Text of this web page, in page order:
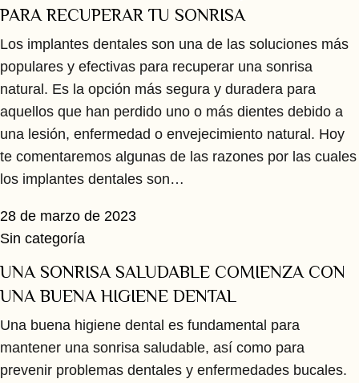
PARA RECUPERAR TU SONRISA
Los implantes dentales son una de las soluciones más
populares y efectivas para recuperar una sonrisa
natural. Es la opción más segura y duradera para
aquellos que han perdido uno o más dientes debido a
una lesión, enfermedad o envejecimiento natural. Hoy
te comentaremos algunas de las razones por las cuales
los implantes dentales son…
28 de marzo de 2023
Sin categoría
UNA SONRISA SALUDABLE COMIENZA CON
UNA BUENA HIGIENE DENTAL
Una buena higiene dental es fundamental para
mantener una sonrisa saludable, así como para
prevenir problemas dentales y enfermedades bucales.